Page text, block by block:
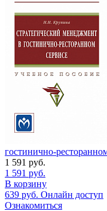
гостинично-
1 591 руб.
1 591 руб.
В корзину
639 руб. Онлайн доступ
Ознакомиться